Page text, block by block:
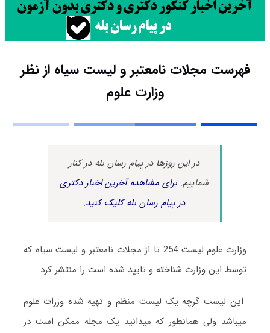
فهرست مجلات نامعتبر و لیست سیاه از نظر
وزارت علوم
در این روزها در پیام رسان بله در کنار
شماییم.برای مشاهده آخرین اخبار دکتری
در پیام رسان بله کلیک کنید.
وزارت علوم لیست 254 تا از مجلات نامعتبر و لیست سیاه که
توسط این وزارت شناخته و تایید شده است را منتشر کرد .
این لیست گرچه یک لیست منظم و تهیه شده وزرات علوم
میباشد ولی همانطور که میدانید یک مجله ممکن است در